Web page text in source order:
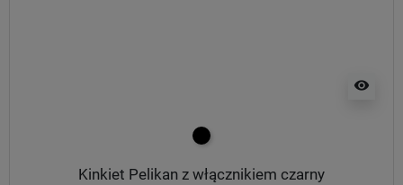
visibility
czarny
Kinkiet Pelikan z włącznikiem czarny